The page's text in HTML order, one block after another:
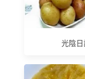
光陰